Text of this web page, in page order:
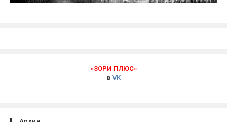
«ЗОРИ ПЛЮС»
в VK